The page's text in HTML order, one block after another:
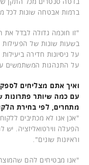
ברמות אבטחה שונות לכל
"זו חוכמה גדולה לבדל
על ניסיונות חדירה
על התנהגות המשתמשים
ואיך אתם מצליחים
עם כמה שיותר
מתחרים, לפי בחירת
"אכן אנו לא מכתיבים
וראיונות שונים".
"אנו מבטיחים להם